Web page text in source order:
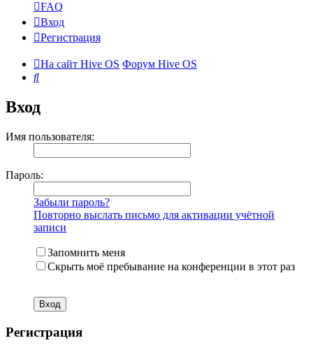
FAQ
Вход
Регистрация
На сайт Hive OS Форум Hive OS
Поиск
Вход
Имя пользователя:
Пароль:
Забыли пароль?
Повторно выслать письмо для активации учётной
записи
Запомнить меня
Скрыть моё пребывание на конференции в этот раз
Регистрация